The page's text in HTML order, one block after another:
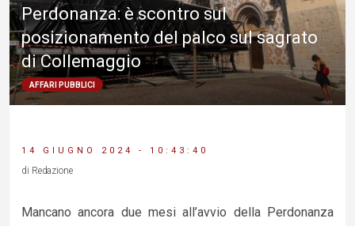
Perdonanza: è scontro sul
posizionamento del palco sul sagrato
di Collemaggio
AFFARI PUBBLICI
14 GIUGNO 2024 - 10:43:40
di Redazione
Mancano ancora due mesi all’avvio della Perdonanza